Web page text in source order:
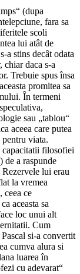
(dupa
fara sa
scoli
lui atât de
a stins decât odata
daca s-a
Trebuie spus însa
promitea sa
În termeni
sau „tablou“
aceea care putea
viata.
capacitatii filosofiei
de a raspunde
lui erau
la vremea
ceea ce
aceasta sa
loc unui alt
Cum
si-a convertit
cumva alura si
luarea în
cu adevarat“